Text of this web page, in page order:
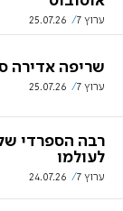
ערוץ 7 25.07.26
שריפה אדירה
ערוץ 7 25.07.26
רבה הספרדי
לעולמו
ערוץ 7 24.07.26